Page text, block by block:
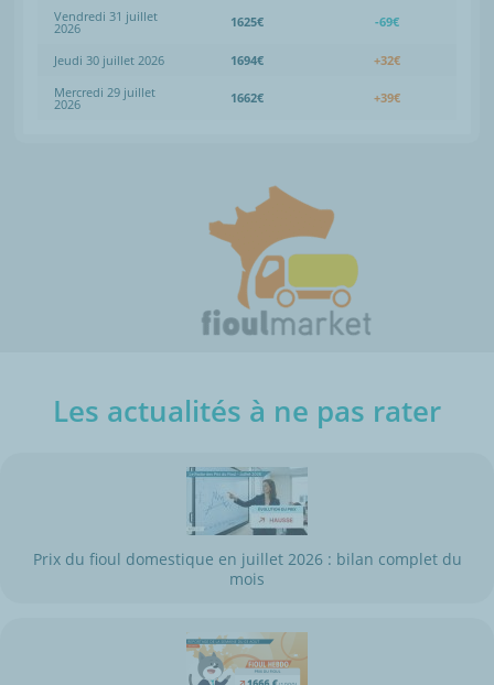
Vendredi 31 juillet
2026 1625€ -69€
Jeudi 30 juillet 2026 1694€
+32€
Mercredi 29 juillet
2026 1662€ +39€
Les actualités à ne pas rater
Prix du fioul domestique en juillet 2026 : bilan complet du
mois